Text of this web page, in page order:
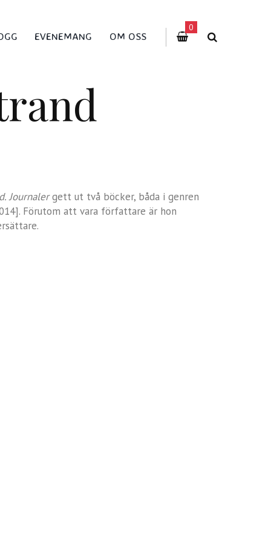
EVENEMANG OM OSS
0
Journalergett ut två böcker, båda i genren
Förutom att vara författare är hon